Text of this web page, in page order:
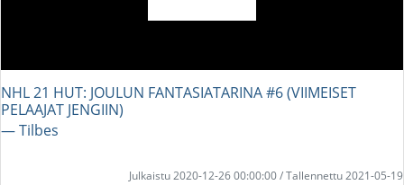
NHL 21 HUT: JOULUN FANTASIATARINA #6 (VIIMEISET
PELAAJAT JENGIIN)
― Tilbes
Julkaistu 2020-12-26 00:00:00 / Tallennettu 2021-05-19